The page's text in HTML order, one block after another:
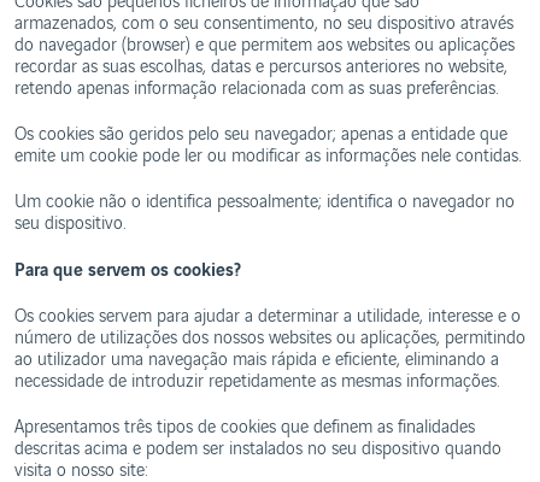
armazenados, com o seu consentimento, no seu dispositivo através
do navegador (browser) e que permitem aos websites ou aplicações
recordar as suas escolhas, datas e percursos anteriores no website,
retendo apenas informação relacionada com as suas preferências.
Os cookies são geridos pelo seu navegador; apenas a entidade que
emite um cookie pode ler ou modificar as informações nele contidas.
Um cookie não o identifica pessoalmente; identifica o navegador no
seu dispositivo.
Para que servem os cookies?
Os cookies servem para ajudar a determinar a utilidade, interesse e o
número de utilizações dos nossos websites ou aplicações, permitindo
ao utilizador uma navegação mais rápida e eficiente, eliminando a
necessidade de introduzir repetidamente as mesmas informações.
Apresentamos três tipos de cookies que definem as finalidades
descritas acima e podem ser instalados no seu dispositivo quando
visita o nosso site: